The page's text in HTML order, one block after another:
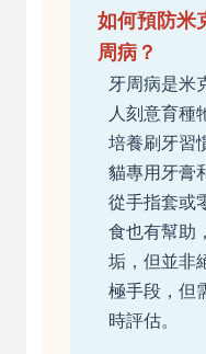
如何預防米
周病？
牙周病是米
人刻意育種
培養刷牙習
貓專用牙膏
從手指套或
食也有幫助
垢，但並非
極手段，但
時評估。